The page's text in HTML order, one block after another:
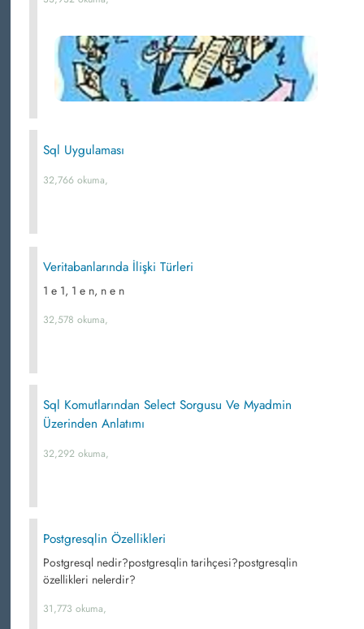
Sql Uygulaması
32,766 okuma,
Veritabanlarında İlişki Türleri
1 e 1, 1 e n, n e n
32,578 okuma,
Sql Komutlarından Select Sorgusu Ve Myadmin
Üzerinden Anlatımı
32,292 okuma,
Postgresqlin Özellikleri
Postgresql nedir?postgresqlin tarihçesi?postgresqlin
özellikleri nelerdir?
31,773 okuma,